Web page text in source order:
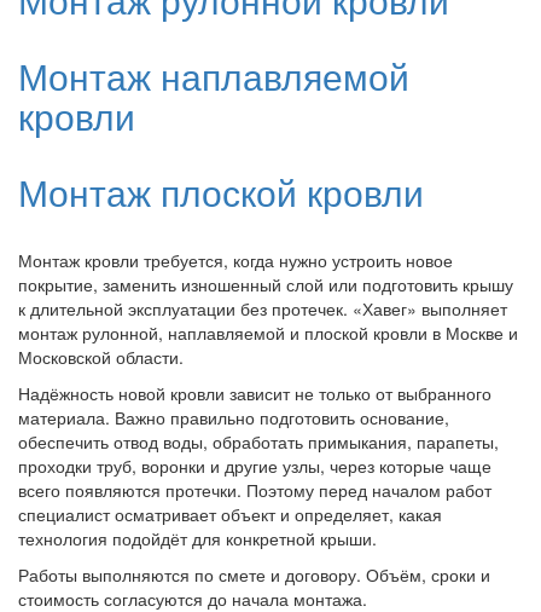
Монтаж наплавляемой
кровли
Монтаж плоской кровли
Монтаж кровли требуется, когда нужно устроить новое
покрытие, заменить изношенный слой или подготовить крышу
к длительной эксплуатации без протечек. «Хавег» выполняет
монтаж рулонной, наплавляемой и плоской кровли в Москве и
Московской области.
Надёжность новой кровли зависит не только от выбранного
материала. Важно правильно подготовить основание,
обеспечить отвод воды, обработать примыкания, парапеты,
проходки труб, воронки и другие узлы, через которые чаще
всего появляются протечки. Поэтому перед началом работ
специалист осматривает объект и определяет, какая
технология подойдёт для конкретной крыши.
Работы выполняются по смете и договору. Объём, сроки и
стоимость согласуются до начала монтажа.